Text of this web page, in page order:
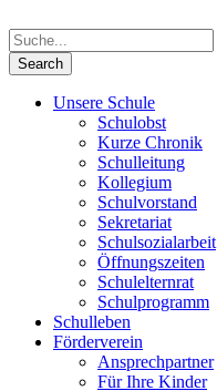
Unsere Schule
Schulobst
Kurze Chronik
Schulleitung
Kollegium
Schulvorstand
Sekretariat
Schulsozialarbeit
Öffnungszeiten
Schulelternrat
Schulprogramm
Schulleben
Förderverein
Ansprechpartner
Für Ihre Kinder